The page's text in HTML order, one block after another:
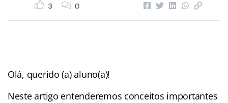
3 0
Olá, querido (a) aluno(a)!
Neste artigo entenderemos conceitos importantes